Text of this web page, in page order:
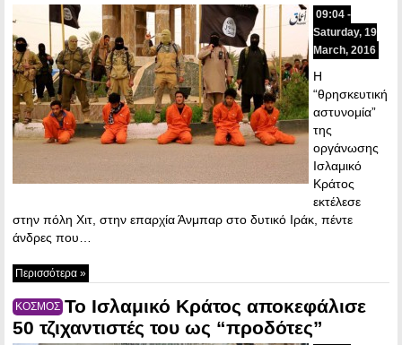
09:04 -
Saturday, 19
March, 2016
Η
“θρησκευτική
αστυνομία”
της
οργάνωσης
Ισλαμικό
Κράτος
εκτέλεσε
στην πόλη Χιτ, στην επαρχία Άνμπαρ στο δυτικό Ιράκ, πέντε
άνδρες που…
Περισσότερα »
ΚΟΣΜΟΣ Το Ισλαμικό Κράτος αποκεφάλισε
50 τζιχαντιστές του ως “προδότες”